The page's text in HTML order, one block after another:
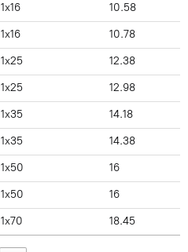
1x16 10.58
1x16 10.78
1x25 12.38
1x25 12.98
1x35 14.18
1x35 14.38
1x50 16
1x50 16
1x70 18.45